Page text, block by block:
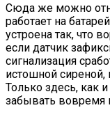
Сюда же можно
работает на
устроена так, что
если датчик
сигнализация
истошной сиреной,
Только здесь, как
забывать вовремя